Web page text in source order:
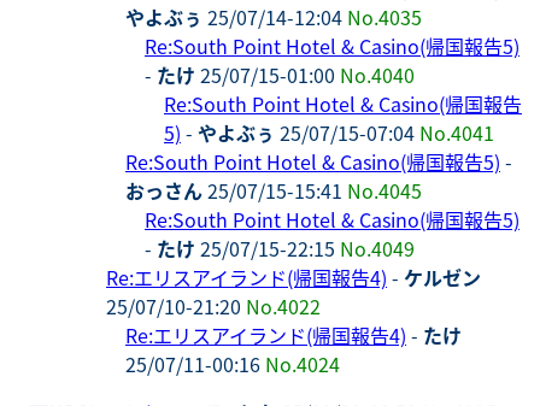
やよぶぅ 25/07/14-12:04 No.4035
Re:South Point Hotel & Casino(帰国報告5)
- たけ 25/07/15-01:00 No.4040
Re:South Point Hotel & Casino(帰国報告
5) - やよぶぅ 25/07/15-07:04 No.4041
Re:South Point Hotel & Casino(帰国報告5) -
おっさん25/07/15-15:41 No.4045
Re:South Point Hotel & Casino(帰国報告5)
- たけ 25/07/15-22:15 No.4049
Re:エリスアイランド(帰国報告4) - ケルゼン
25/07/10-21:20 No.4022
Re:エリスアイランド(帰国報告4) - たけ
25/07/11-00:16 No.4024